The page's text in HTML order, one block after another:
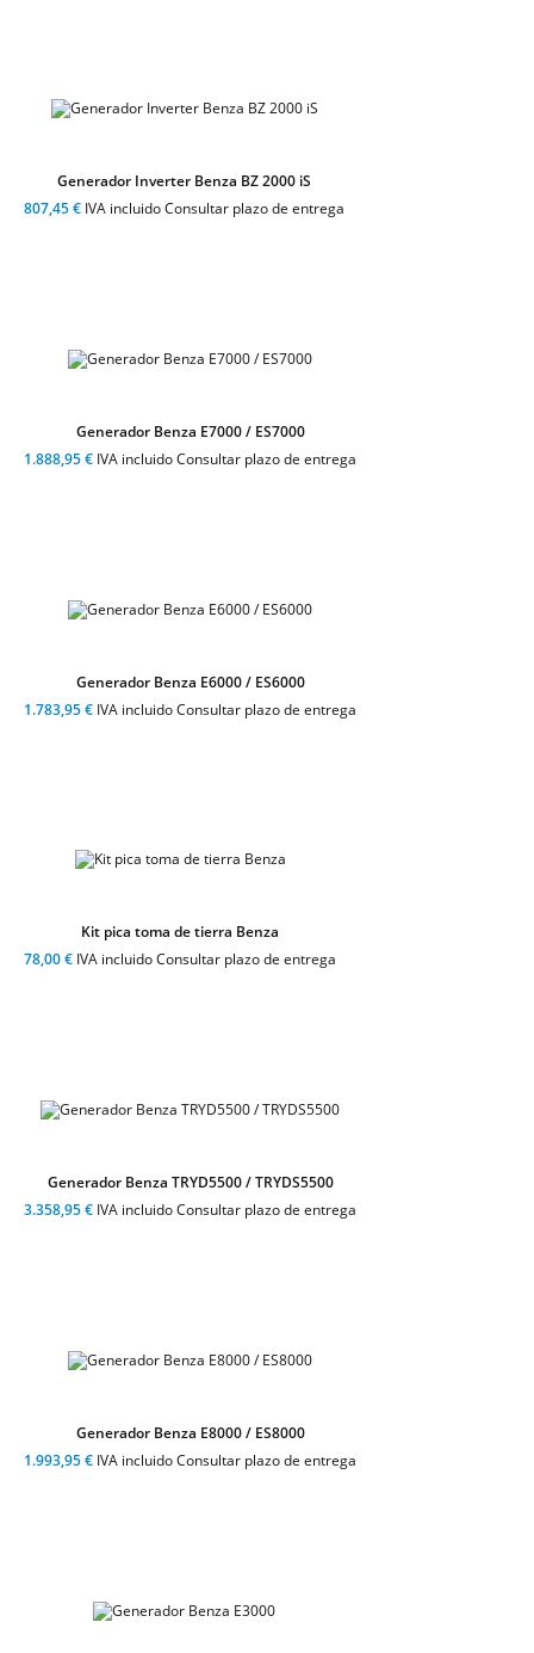
Generador Inverter Benza BZ 2000 iS
807,45 € IVA incluido Consultar plazo de entrega
Generador Benza E7000 / ES7000
1.888,95 € IVA incluido Consultar plazo de entrega
Generador Benza E6000 / ES6000
1.783,95 € IVA incluido Consultar plazo de entrega
Kit pica toma de tierra Benza
78,00 € IVA incluido Consultar plazo de entrega
Generador Benza TRYD5500 / TRYDS5500
3.358,95 € IVA incluido Consultar plazo de entrega
Generador Benza E8000 / ES8000
1.993,95 € IVA incluido Consultar plazo de entrega